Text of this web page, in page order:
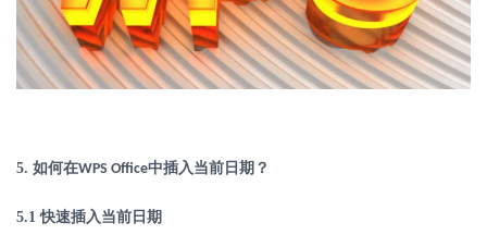
5. 如何在WPS Office中插入当前日期？
5.1快速插入当前日期